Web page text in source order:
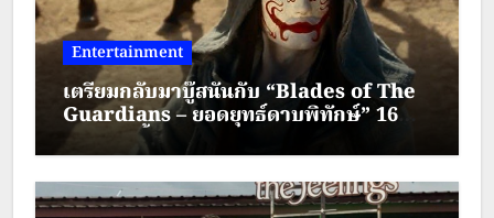
Entertainment
เตรียมกลับมาบู๊สนั่นกับ “Blades of The
Guardians – ยอดยุทธ์ดาบพิทักษ์” 16
สิงหาคมนี้ทาง True Visions Now